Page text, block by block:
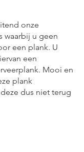
onze
waarbij u geen
een plank. U
een
Mooi en
plank
dus niet terug